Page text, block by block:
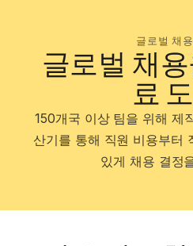
글로벌 채
글로벌 채
료
150개국 이상 팀을 위해 제
산기를 통해 직원 비용부터
있게 채용 결정